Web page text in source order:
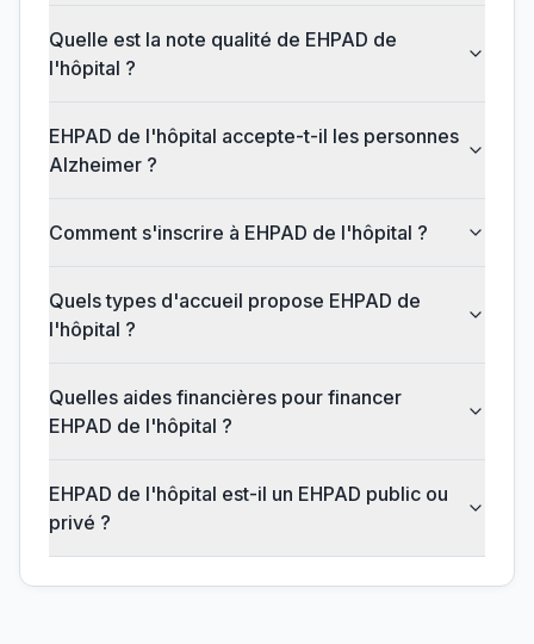
Quelle est la note qualité de EHPAD de
l'hôpital ?
EHPAD de l'hôpital accepte-t-il les personnes
Alzheimer ?
Comment s'inscrire à EHPAD de l'hôpital ?
Quels types d'accueil propose EHPAD de
l'hôpital ?
Quelles aides financières pour financer
EHPAD de l'hôpital ?
EHPAD de l'hôpital est-il un EHPAD public ou
privé ?